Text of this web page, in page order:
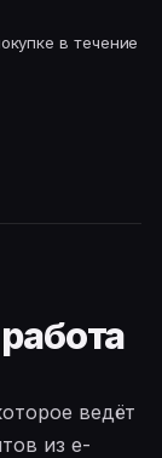
в течение
ведёт
из e-